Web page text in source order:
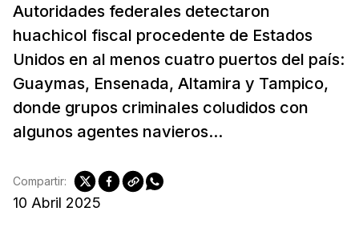
Autoridades federales detectaron
huachicol fiscal procedente de Estados
Unidos en al menos cuatro puertos del país:
Guaymas, Ensenada, Altamira y Tampico,
donde grupos criminales coludidos con
algunos agentes navieros...
10 Abril 2025
Compartir: